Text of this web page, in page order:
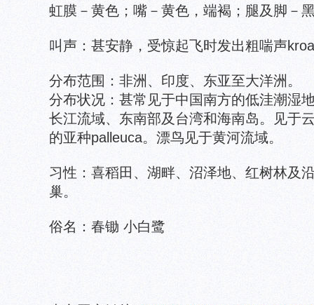
虹膜－黄色；嘴－黄色，端褐；腿及脚－
叫声：甚安静，受惊起飞时发出粗喘声
分布范围：非洲、印度、东亚至大洋洲。
分布状况：甚常见于中国南方的低洼潮湿
长江流域、东南部及台湾和海南岛。见于
的亚种palleuca。漂鸟见于黄河流域。
习性：喜稻田、湖畔、沼泽地、红树林及
巢。
俗名：春锄 小白鹭